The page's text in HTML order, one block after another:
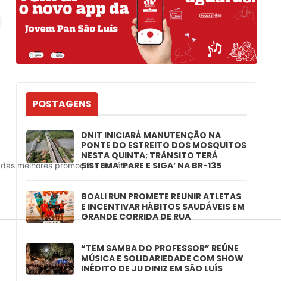
POSTAGENS
DNIT INICIARÁ MANUTENÇÃO NA
PONTE DO ESTREITO DOS MOSQUITOS
NESTA QUINTA; TRÂNSITO TERÁ
SISTEMA ‘PARE E SIGA’ NA BR-135
BOALI RUN PROMETE REUNIR ATLETAS
E INCENTIVAR HÁBITOS SAUDÁVEIS EM
GRANDE CORRIDA DE RUA
“TEM SAMBA DO PROFESSOR” REÚNE
MÚSICA E SOLIDARIEDADE COM SHOW
INÉDITO DE JU DINIZ EM SÃO LUÍS